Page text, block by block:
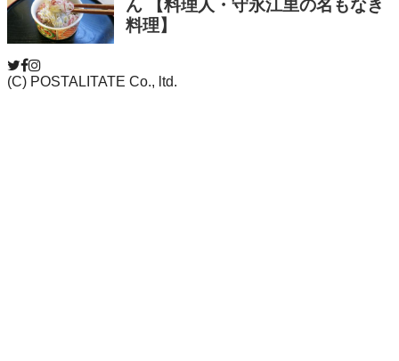
(C) POSTALITATE Co., ltd.